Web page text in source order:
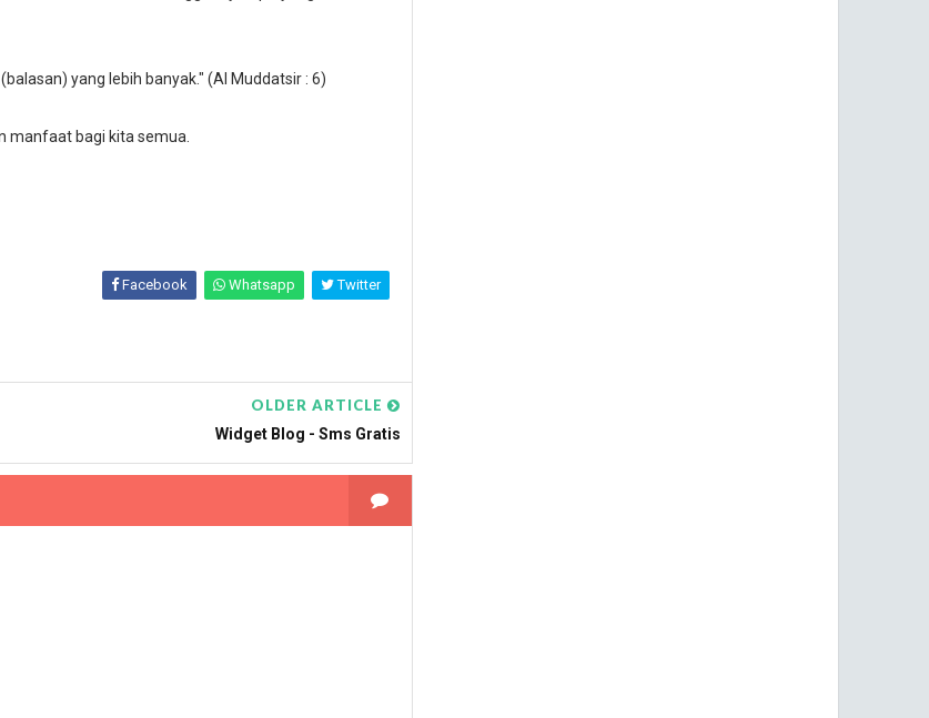
yang lebih banyak." (Al Muddatsir : 6)
manfaat bagi kita semua.
Facebook Whatsapp Twitter
OLDER ARTICLE
Widget Blog - Sms Gratis